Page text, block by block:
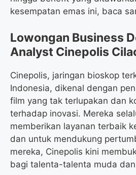
kesempatan emas ini, baca
Lowongan Business
Analyst Cinepolis
Cinepolis, jaringan bioskop
Indonesia, dikenal dengan
film yang tak terlupakan dan
terhadap inovasi. Mereka
memberikan layanan terbaik
dan untuk mendukung
mereka, Cinepolis kini
bagi talenta-talenta muda